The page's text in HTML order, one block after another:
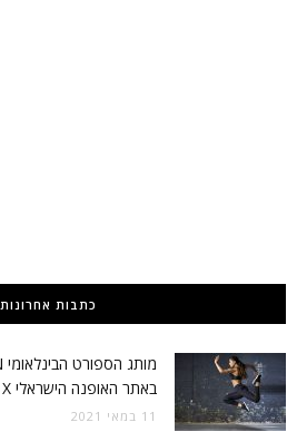
כתבות אחרונות
באתר האופנה הישראלי TERMINAL X
11 במאי 2021